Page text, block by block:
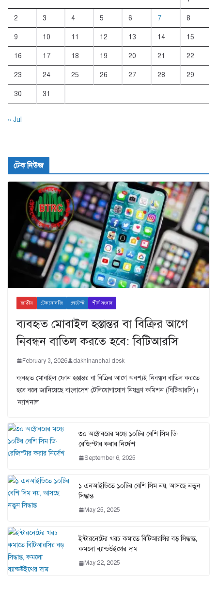
2 3 4 5 6 7 8
9 10 11 12 13 14 15
16 17 18 19 20 21 22
23 24 25 26 27 28 29
30 31
« Jul
টেক নিউজ
জাতীয় টেকনোলজি লেটেস্ট শীর্ষ সংবাদ
ব্যবহৃত মোবাইল হস্তান্তর বা বিক্রির আগে
নিবন্ধন বাতিল করতে হবে: বিটিআরসি
February 3, 2026 dakhinanchal desk
ব্যবহৃত মোবাইল ফোন হস্তান্তর বা বিক্রির আগে অবশ্যই নিবন্ধন বাতিল করতে
হবে বলে জানিয়েছে বাংলাদেশ টেলিযোগাযোগ নিয়ন্ত্রণ কমিশন (বিটিআরসি)।
‘ন্যাশনাল
৩০ অক্টোবরের মধ্যে ১০টির বেশি সিম ডি-
রেজিস্টার করার নির্দেশ
September 6, 2025
১ এনআইডিতে ১০টির বেশি সিম নয়, আসছে নতুন
সিদ্ধান্ত
May 25, 2025
ইন্টারনেটের খরচ কমাতে বিটিআরসির বড় সিদ্ধান্ত,
কমলো ব্যান্ডউইথের দাম
May 22, 2025